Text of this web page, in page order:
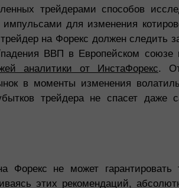
трейдерами способов
для изменения
на Форекс должен следить
ВВП в Европейском
аналитики от ИнстаФорекс.
в моменты изменения
трейдера не спасет даже
Форекс не может гарантировать
этих рекомендаций,